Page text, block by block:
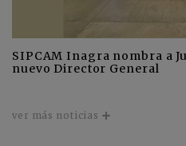
SIPCAM Inagra nombra a
nuevo Director General
ver más noticias